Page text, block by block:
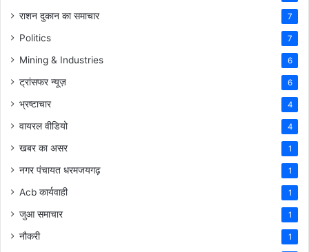
राशन दुकान का समाचार 7
Politics 7
Mining & Industries 6
ट्रांसफर न्यूज़ 6
भ्रष्टाचार 4
वायरल वीडियो 4
खबर का असर 1
नगर पंचायत धरमजयगढ़ 1
Acb कार्यवाही 1
जुआ समाचार 1
नौकरी 1